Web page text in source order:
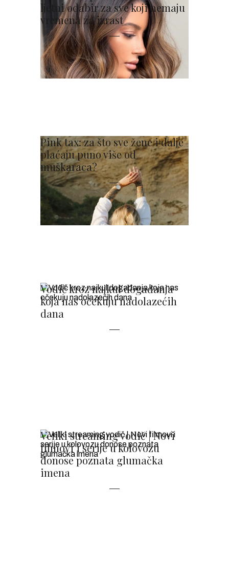
ljetni odabir za sve koji nemaju
vremena za izrast
Pink tax: za što sve žene i dalje
plaćaju puno više od
muškaraca?
Vodič kroz najkul događanja
koja nas očekuju nadolazećih
dana
Veliki streaming vodič | Novi
filmovi i serije u kolovozu
donose poznata glumačka
imena